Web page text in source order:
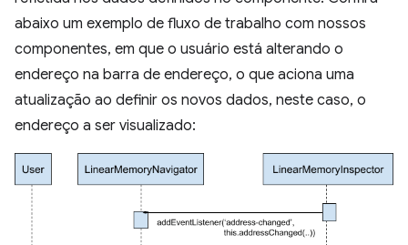
abaixo um exemplo de fluxo de trabalho com nossos
componentes, em que o usuário está alterando o
endereço na barra de endereço, o que aciona uma
atualização ao definir os novos dados, neste caso, o
endereço a ser visualizado: